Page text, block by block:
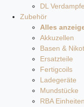
DL
Zubehör
Alles
Akkuzellen
Basen &
Ersatzteile
Fertigcoils
Ladegeräte
Mundstücke
RBA Einheiten